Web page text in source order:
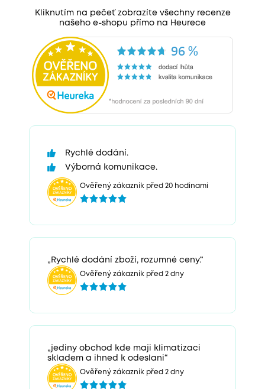
Kliknutím na pečeť zobrazíte všechny recenze
našeho e-shopu přímo na Heurece
Rychlé dodání.
Výborná komunikace.
Ověřený zákazník před 20 hodinami
„Rychlé dodání zboží, rozumné ceny.“
Ověřený zákazník před 2 dny
„jediny obchod kde maji klimatizaci
skladem a ihned k odeslani“
Ověřený zákazník před 2 dny